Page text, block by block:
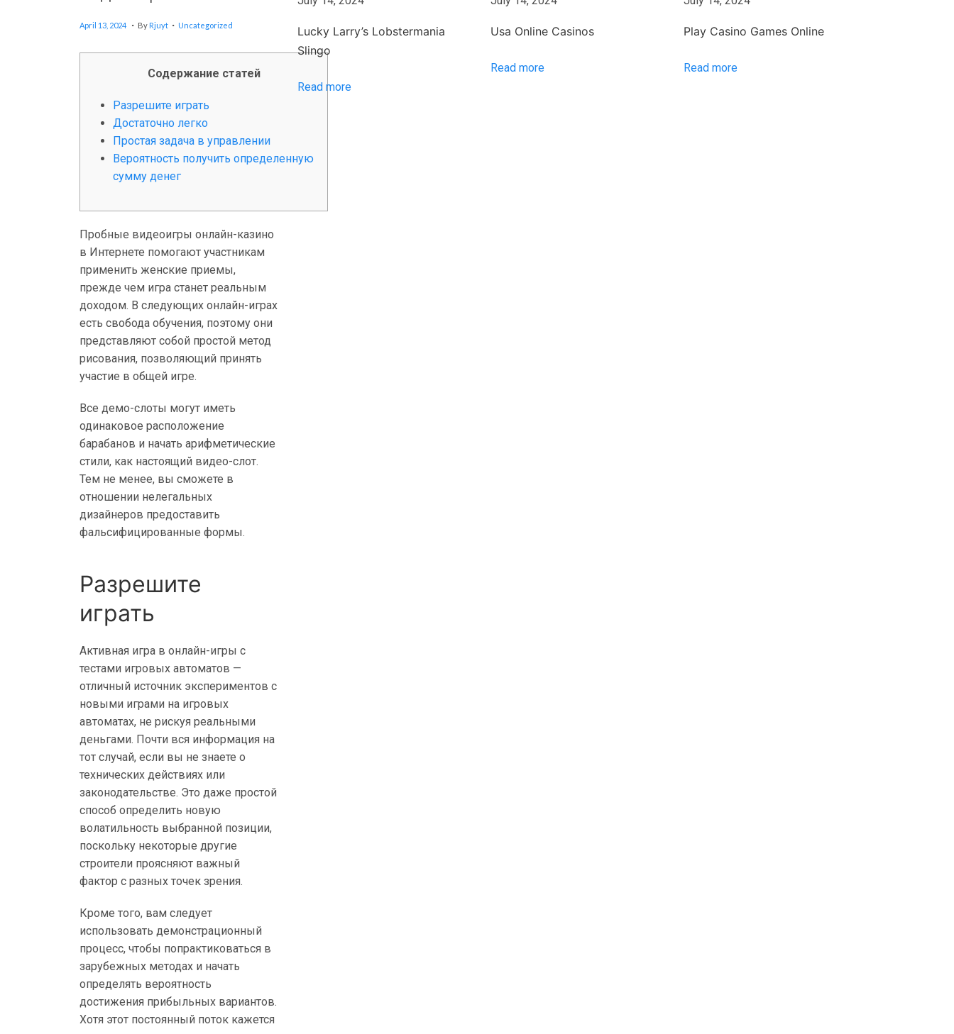
April 13, 2024
U
5
4
. By Rjuyt . Uncategorized
Содержание статей
Разрешите играть
Достаточно легко
Простая задача в управлении
Вероятность получить определенную
сумму денег
Пробные видеоигры онлайн-казино
в Интернете помогают участникам
применить женские приемы,
прежде чем игра станет реальным
доходом. В следующих онлайн-играх
есть свобода обучения, поэтому они
представляют собой простой метод
рисования, позволяющий принять
участие в общей игре.
Все демо-слоты могут иметь
одинаковое расположение
барабанов и начать арифметические
стили, как настоящий видео-слот.
Тем не менее, вы сможете в
отношении нелегальных
дизайнеров предоставить
фальсифицированные формы.
Разрешите
играть
Активная игра в онлайн-игры с
тестами игровых автоматов —
отличный источник экспериментов с
новыми играми на игровых
автоматах, не рискуя реальными
деньгами. Почти вся информация на
тот случай, если вы не знаете о
технических действиях или
законодательстве. Это даже простой
способ определить новую
волатильность выбранной позиции,
поскольку некоторые другие
строители проясняют важный
фактор с разных точек зрения.
Кроме того, вам следует
использовать демонстрационный
процесс, чтобы попрактиковаться в
зарубежных методах и начать
определять вероятность
достижения прибыльных вариантов.
Хотя этот постоянный поток кажется
n
t
i
o
n
p
е
-
н
т
е
р
н
е
т
е
И
г
о
в
ы
е
к
р
е
й
м
н
и
c
r
a
z
y
m
o
n
k
e
y
а
в
т
д
Lucky Larry’s Lobstermania
Slingo
Read more
Usa Online Casinos
Read more
Play Casino Games Online
Read more